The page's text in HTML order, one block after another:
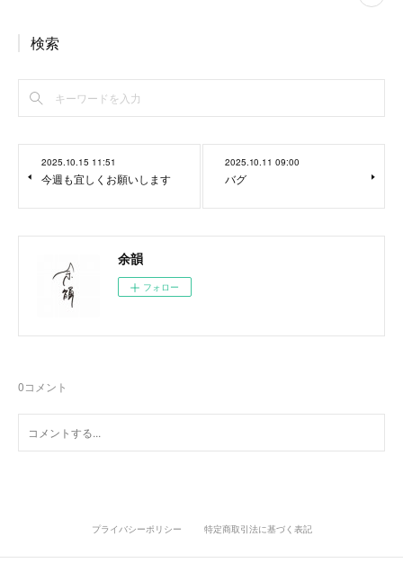
検索
2025.10.15 11:51
今週も宜しくお願いします
2025.10.11 09:00
バグ
余韻
フォロー
0コメント
プライバシーポリシー 特定商取引法に基づく表記